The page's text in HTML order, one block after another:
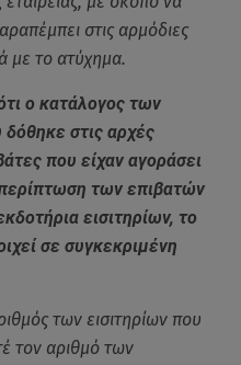
στις αρμόδιες
με το ατύχημα.
ο κατάλογος των
στις αρχές
που είχαν αγοράσει
περίπτωση των επιβατών
εισιτηρίων, το
σε συγκεκριμένη
των εισιτηρίων που
τον αριθμό των